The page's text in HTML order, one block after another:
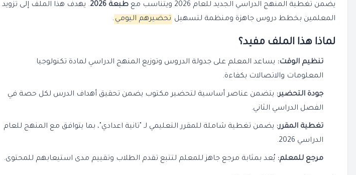
يضمن تغطية المنهج الدراسي الجديد للعام 2026 ويتناسب مع
طبعة 2026
. يهدف هذا الملف إلى تزويد
المعلمين بخطط دروس جاهزة ومنظمة لتسهيل تحضيرهم اليومي .
لماذا هذا الملف مفيد؟
تنظيم الوقت: يساعد المعلم على جدولة الدروس وتوزيع المنهج الدراسي لمادة تكنولوجيا
المعلومات والاتصالات بكفاءة.
جودة التحضير: يتضمن عناصر أساسية لتحضير مكتوب يضمن تحقيق أهداف الدرس لكل حصة في
الفصل الدراسي الثاني.
تغطية المقرر: يضمن تغطية شاملة للمقرر التعليمي لـ "تانية اعدادي"، بما يتوافق مع المنهج للعام
الدراسي 2026.
مرجع للمعلم: يُعد بمثابة مرجع جاهز للمعلم لتتبع تقدم الطلاب وتقييم مدى استيعابهم للمحتوى.